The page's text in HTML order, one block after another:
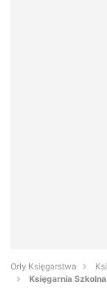
Orły Księgarstwa
Księgarnia